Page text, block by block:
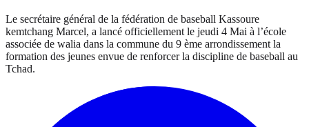
Le secrétaire général de la fédération de baseball Kassoure
kemtchang Marcel, a lancé officiellement le jeudi 4 Mai à l’école
associée de walia dans la commune du 9 ème arrondissement la
formation des jeunes envue de renforcer la discipline de baseball au
Tchad.